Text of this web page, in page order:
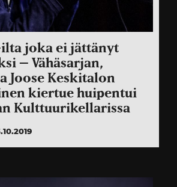
joka ei jättänyt
– Vähäsarjan,
Joose Keskitalon
kiertue huipentui
Kulttuurikellarissa